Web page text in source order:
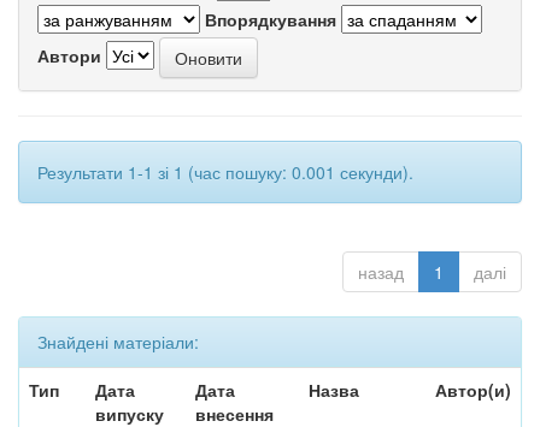
Впорядкування
Автори
Результати 1-1 зі 1 (час пошуку: 0.001 секунди).
назад 1 далі
Знайдені матеріали:
Тип
Дата
випуску
Дата
внесення
Назва Автор(и)